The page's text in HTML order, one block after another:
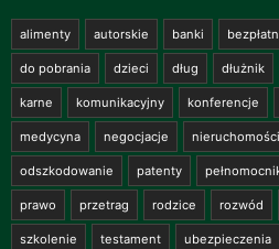
alimenty autorskie banki
do pobrania dzieci dług dłużnik
karne komunikacyjny konferencje
medycyna negocjacje nieruchomości
odszkodowanie patenty
prawo przetrag rodzice rozwód
szkolenie testament ubezpieczenia